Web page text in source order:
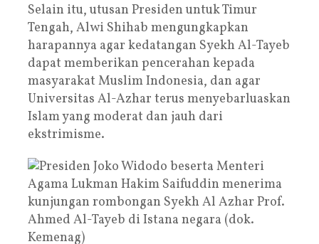
Selain itu, utusan Presiden untuk Timur
Tengah, Alwi Shihab mengungkapkan
harapannya agar kedatangan Syekh Al-Tayeb
dapat memberikan pencerahan kepada
masyarakat Muslim Indonesia, dan agar
Universitas Al-Azhar terus menyebarluaskan
Islam yang moderat dan jauh dari
ekstrimisme.